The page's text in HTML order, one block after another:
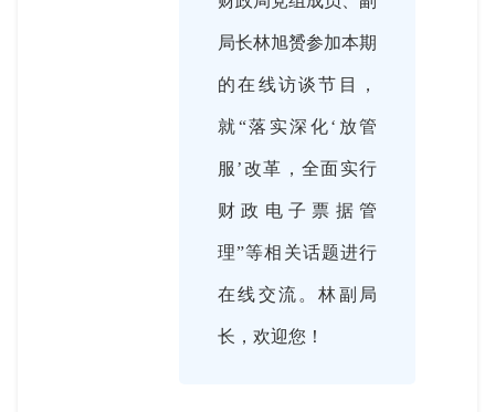
局长林旭赟参加本期
的在线访谈节目，
就“落实深化‘放管
服’改革，全面实行
财政电子票据管
理”等相关话题进行
在线交流。林副局
长，欢迎您！